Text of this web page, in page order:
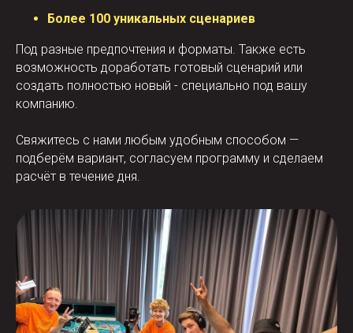
Более 100 уникальных сценариев
Под разные предпочтения и форматы. Также есть
возможность доработать готовый сценарий или
создать полностью новый - специально под вашу
компанию.
Свяжитесь с нами любым удобным способом —
подберём вариант, согласуем программу и сделаем
расчёт в течение дня.